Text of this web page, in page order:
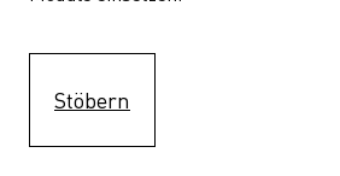
Stöbern